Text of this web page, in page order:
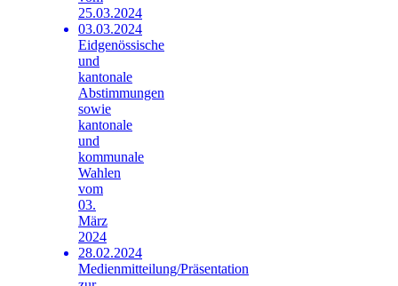
25.03.2024
03.03.2024
Eidgenössische
und
kantonale
Abstimmungen
sowie
kantonale
und
kommunale
Wahlen
vom
03.
März
2024
28.02.2024
Medienmitteilung/Präsentation